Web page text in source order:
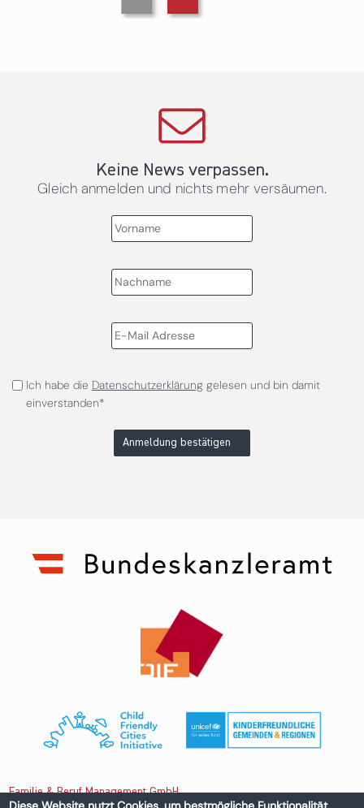
Keine News verpassen.
Gleich anmelden und nichts mehr versäumen.
Ich habe die Datenschutzerklärunggelesen und bin damit
einverstanden*
Anmeldung bestätigen
Familie & Beruf Management GmbH